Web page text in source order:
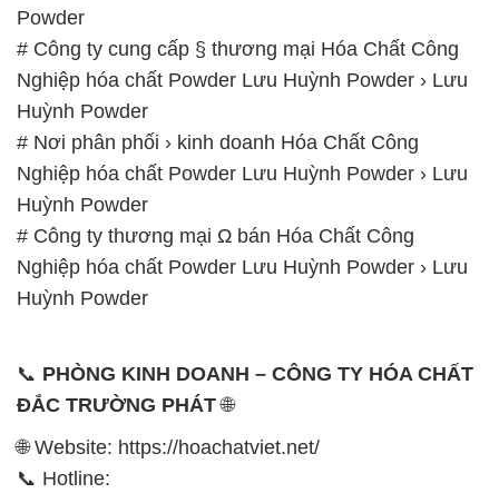
Powder
# Công ty cung cấp § thương mại Hóa Chất Công
Nghiệp hóa chất Powder Lưu Huỳnh Powder › Lưu
Huỳnh Powder
# Nơi phân phối › kinh doanh Hóa Chất Công
Nghiệp hóa chất Powder Lưu Huỳnh Powder › Lưu
Huỳnh Powder
# Công ty thương mại Ω bán Hóa Chất Công
Nghiệp hóa chất Powder Lưu Huỳnh Powder › Lưu
Huỳnh Powder
📞 PHÒNG KINH DOANH – CÔNG TY HÓA CHẤT
ĐẮC TRƯỜNG PHÁT🌐
🌐 Website: https://hoachatviet.net/
📞 Hotline: